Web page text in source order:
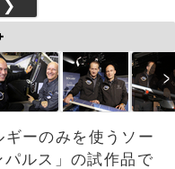
❯
ギーのみを使うソー
ルス」の試作品で